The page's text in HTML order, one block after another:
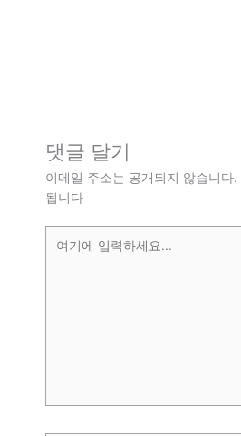
댓글 달기
이메일 주소는 공개되지 않습니다.
됩니다